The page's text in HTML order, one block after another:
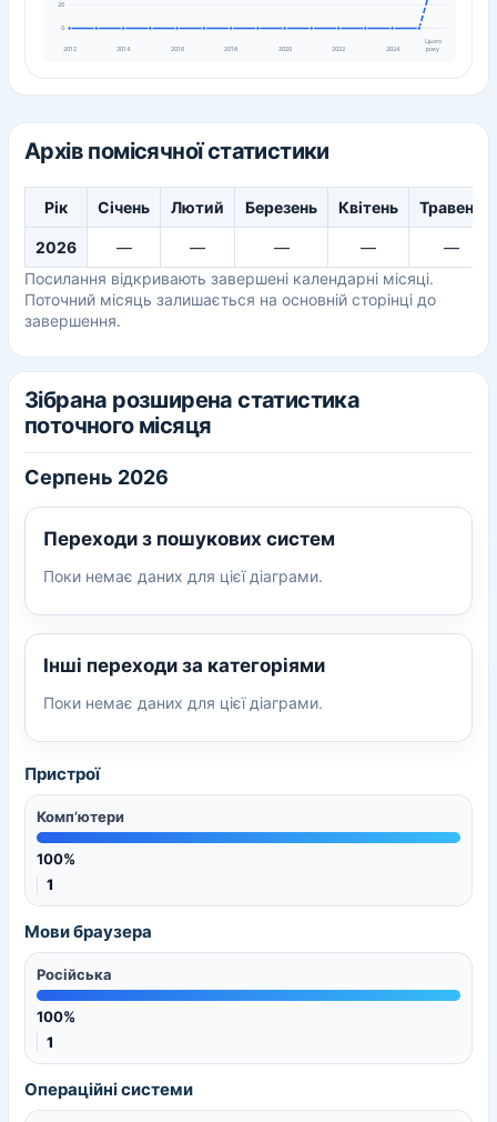
20
0
2012 2014 2016 2018 2020 2022 2024
Цього
року
Архів помісячної статистики
Рік Січень Лютий Березень Квітень Травень
2026 — — — —
—
Посилання відкривають завершені календарні місяці.
Поточний місяць залишається на основній сторінці до
завершення.
Зібрана розширена статистика
поточного місяця
Серпень 2026
Переходи з пошукових систем
Поки немає даних для цієї діаграми.
Інші переходи за категоріями
Поки немає даних для цієї діаграми.
Пристрої
Комп’ютери
100%
1
Мови браузера
Російська
100%
1
Операційні системи